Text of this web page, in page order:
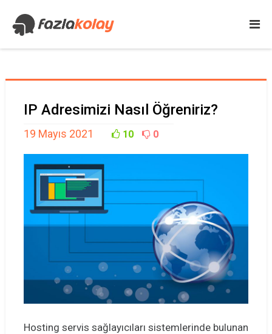
IP Adresimizi Nasıl Öğreniriz?
19 Mayıs 2021 10 0
Hosting servis sağlayıcıları sistemlerinde bulunan